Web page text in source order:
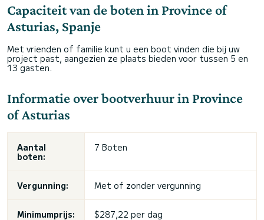
Capaciteit van de boten in Province of
Asturias, Spanje
Met vrienden of familie kunt u een boot vinden die bij uw
project past, aangezien ze plaats bieden voor tussen 5 en
13 gasten.
Informatie over bootverhuur in Province
of Asturias
Aantal
boten:
7 Boten
Vergunning: Met of zonder vergunning
Minimumprijs: $287,22 per dag